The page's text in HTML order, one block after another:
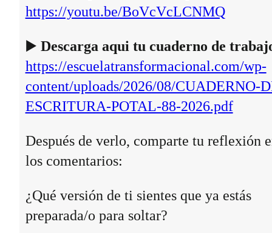
https://youtu.be/BoVcVcLCNMQ
▶️ Descarga aqui tu cuaderno de
https://escuelatransformacional.com/wp-
content/uploads/2026/08/CUADERNO-
ESCRITURA-POTAL-88-2026.pdf
Después de verlo, comparte tu reflexión
los comentarios:
¿Qué versión de ti sientes que ya estás
preparada/o para soltar?